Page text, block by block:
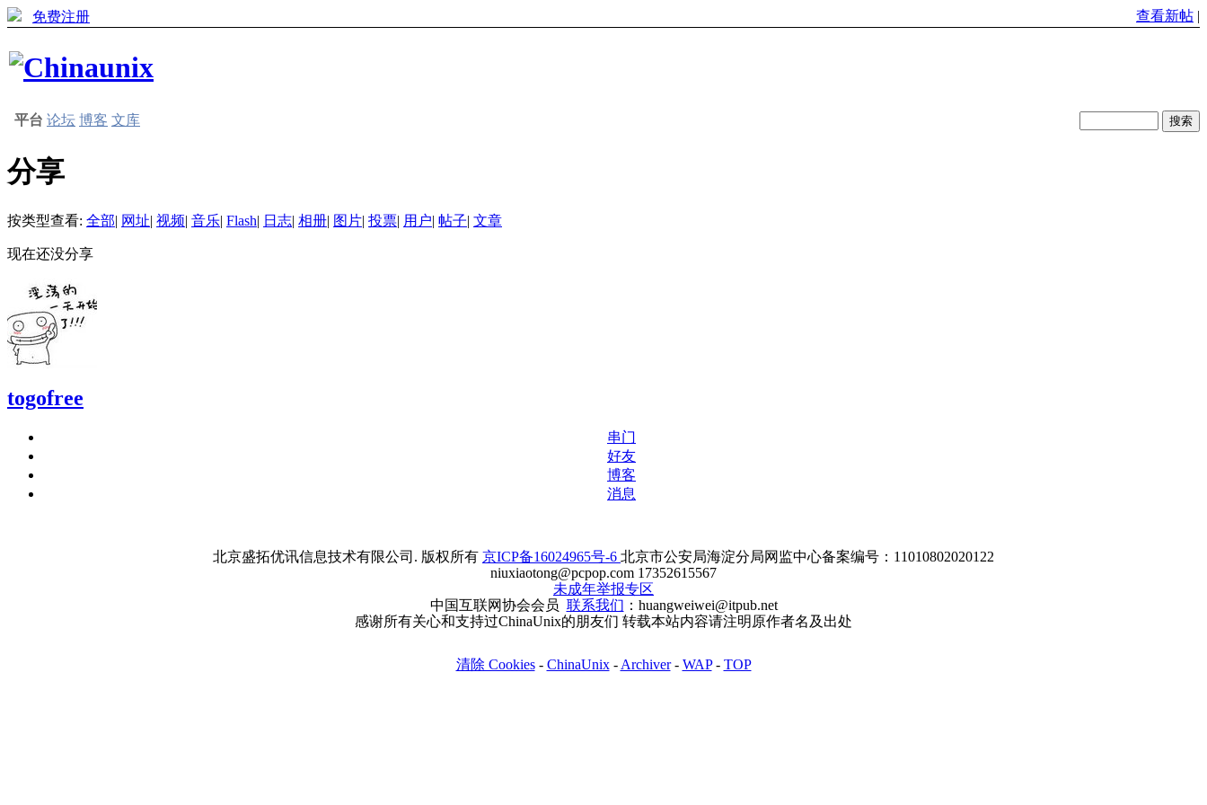
免费注册 查看新帖 |
平台 论坛 博客 文库
分享
按类型查看: 全部| 网址| 视频| 音乐| Flash| 日志| 相册| 图片| 投票| 用户| 帖子| 文章
现在还没分享
togofree
串门
好友
博客
消息
北京盛拓优讯信息技术有限公司. 版权所有 京ICP备16024965号-6 北京市公安局海淀分局网监中心备案编号：11010802020122
niuxiaotong@pcpop.com 17352615567
未成年举报专区
中国互联网协会会员 联系我们 ：huangweiwei@itpub.net
感谢所有关心和支持过ChinaUnix的朋友们 转载本站内容请注明原作者名及出处
清除 Cookies- ChinaUnix- Archiver- WAP- TOP